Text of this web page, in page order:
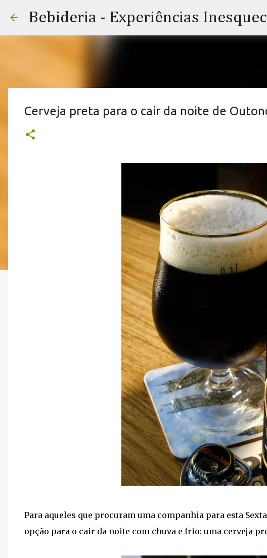
Bebideria - Experiências
Cerveja preta para o cair da noite de
Para aqueles que procuram uma companhia para esta
opção para o cair da noite com chuva e frio: uma cerveja